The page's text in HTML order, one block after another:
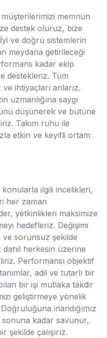
memnun
destek oluruz, bize
ve doğru sistemlerin
meydana getirileceği
kadar ekip
destekleriz. Tüm
ihtiyaçları anlarız.
uzmanlığına saygı
düşünerek ve bütüne
Takım ruhu ile
etkin ve keyifli ortam
konularla ilgili incelikleri,
her zaman
yetkinlikleri maksimize
hedefleriz. Değişimi
ve sorunsuz şekilde
dahil herkesin üzerine
Performansı objektif
adil ve tutarlı bir
bir işi mutlaka takdir
geliştirmeye yönelik
inandığımız
kadar savunur,
şekilde çalışırız.